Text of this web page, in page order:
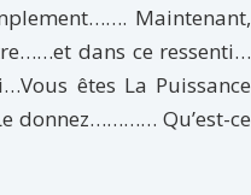
Maintenant,
dans ce ressenti…
êtes La Puissance
donnez………… Qu’est-ce